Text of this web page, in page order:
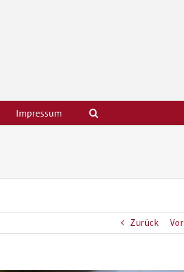
Impressum
Zurück Vor